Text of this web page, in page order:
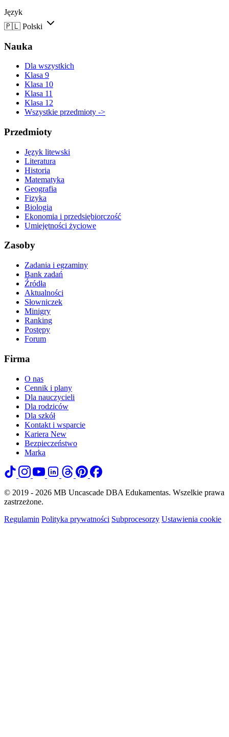
Język
🇵🇱 Polski
Nauka
Dla wszystkich
Klasa 9
Klasa 10
Klasa 11
Klasa 12
Wszystkie przedmioty ->
Przedmioty
Język litewski
Literatura
Historia
Matematyka
Geografia
Fizyka
Biologia
Ekonomia i przedsiębiorczość
Umiejętności życiowe
Zasoby
Zadania i egzaminy
Bank zadań
Źródła
Aktualności
Słowniczek
Minigry
Ranking
Postępy
Forum
Firma
O nas
Cennik i plany
Dla nauczycieli
Dla rodziców
Dla szkół
Kontakt i wsparcie
Kariera New
Bezpieczeństwo
Marka
© 2019 - 2026 MB Uncascade DBA Edukamentas. Wszelkie prawa
zastrzeżone.
Regulamin Polityka prywatności Subprocesorzy Ustawienia cookie